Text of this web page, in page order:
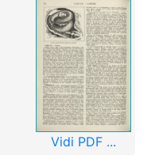
Vidi PDF ...